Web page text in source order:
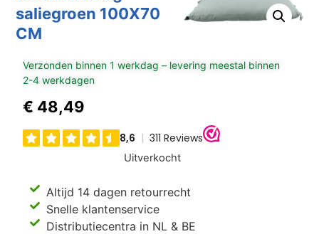
saliegroen 100X70
CM
Verzonden binnen 1 werkdag – levering meestal binnen
2-4 werkdagen
€ 48,49
Uitverkocht
Altijd 14 dagen retourrecht
Snelle klantenservice
Distributiecentra in NL & BE